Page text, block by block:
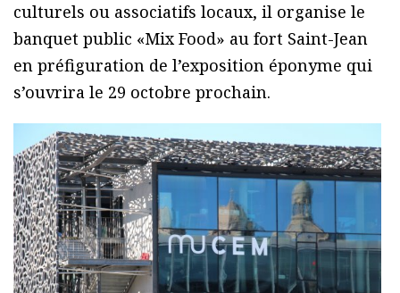
culturels ou associatifs locaux, il organise le
banquet public «Mix Food» au fort Saint-Jean
en préfiguration de l’exposition éponyme qui
s’ouvrira le 29 octobre prochain.